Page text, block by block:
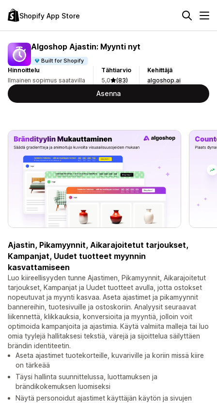
Shopify App Store
Algoshop Ajastin: Myynti nyt
Built for Shopify
Hinnoittelu
Ilmainen sopimus saatavilla
Tähtiarvio
5,0
(83)
Kehittäjä
algoshop.ai
Asenna
Ajastin, Pikamyynnit, Aikarajoitetut tarjoukset,
Kampanjat, Uudet tuotteet myynnin
kasvattamiseen
Luo kiireellisyyden tunne Ajastimen, Pikamyynnit, Aikarajoitetut
tarjoukset, Kampanjat ja Uudet tuotteet avulla, jotta ostokset
nopeutuvat ja myynti kasvaa. Aseta ajastimet ja pikamyynnit
bannereihin, tuotesivuille ja ostoskoriin. Analyysit seuraavat
liikennettä, klikkauksia, konversioita ja myyntiä, jolloin voit
optimoida kampanjoita ja ajastimia. Käytä valmiita malleja tai luo
omia tyylejä hallitaksesi tekstiä, värejä ja sijoittelua säilyttäen
brändin identiteetin.
Aseta ajastimet tuotekorteille, kuvariville ja koriin missä kiire
on tärkeää
Täysi hallinta suunnittelussa, luottamuksen ja
brändikokemuksen luomiseksi
Näytä personoidut ajastimet käyttäjän käytön ja sivujen